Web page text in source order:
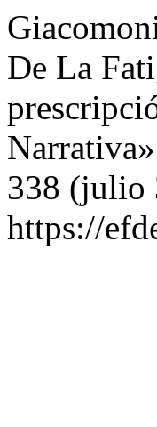
De La
338 (julio
https://